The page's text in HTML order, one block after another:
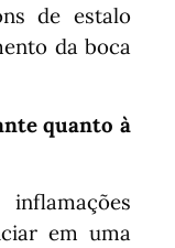
de estalo
da boca
quanto à
em uma